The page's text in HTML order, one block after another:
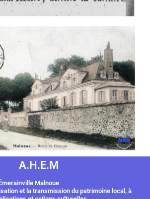
A.H.E.M
Malnoue
et la transmission du patrimoine local, à